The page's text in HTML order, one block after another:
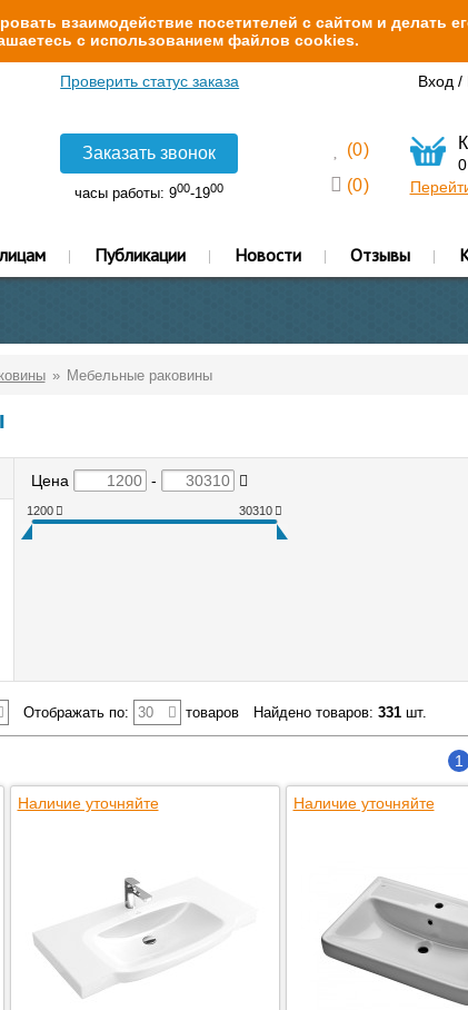
взаимодействие посетителей с сайтом и делать
с использованием файлов cookies.
Проверить статус заказа Вход /
Заказать звонок
часы работы: 900-1900
(0)
(0)
0
Публикации Новости Отзывы
Мебельные раковины
Цена -
1200 30310
Отображать по: 30 товаров Найдено товаров: 331шт.
1
Наличие уточняйте Наличие уточняйте